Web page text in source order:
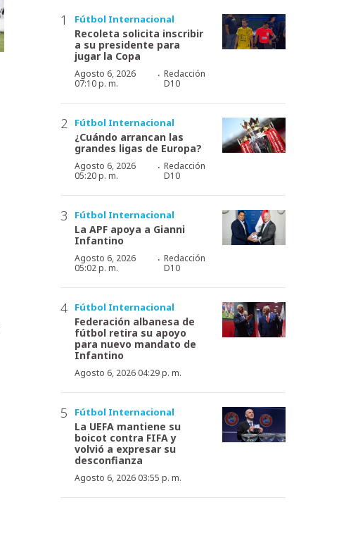
Fútbol Internacional
Recoleta solicita inscribir
a su presidente para
jugar la Copa
Agosto 6, 2026
07:10 p. m.
· Redacción
D10
Fútbol Internacional
¿Cuándo arrancan las
grandes ligas de Europa?
Agosto 6, 2026
05:20 p. m.
· Redacción
D10
Fútbol Internacional
La APF apoya a Gianni
Infantino
Agosto 6, 2026
05:02 p. m.
· Redacción
D10
Fútbol Internacional
Federación albanesa de
fútbol retira su apoyo
para nuevo mandato de
Infantino
Agosto 6, 2026 04:29 p. m.
Fútbol Internacional
La UEFA mantiene su
boicot contra FIFA y
volvió a expresar su
desconfianza
Agosto 6, 2026 03:55 p. m.